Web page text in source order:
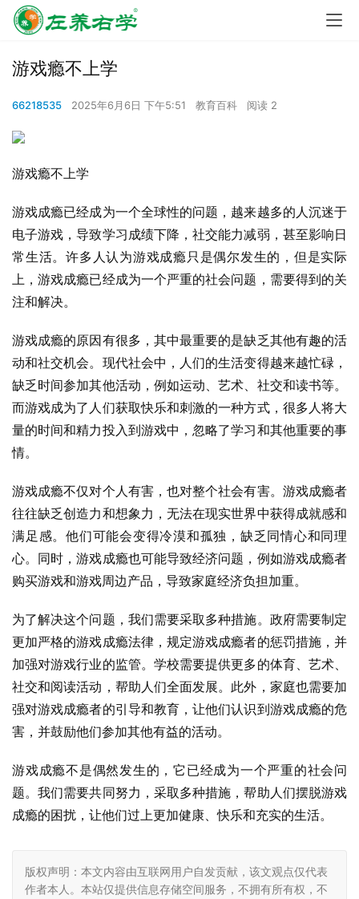
游戏瘾不上学
66218535 2025年6月6日 下午5:51 教育百科 阅读 2
游戏瘾不上学
游戏成瘾已经成为一个全球性的问题，越来越多的人沉迷于
电子游戏，导致学习成绩下降，社交能力减弱，甚至影响日
常生活。许多人认为游戏成瘾只是偶尔发生的，但是实际
上，游戏成瘾已经成为一个严重的社会问题，需要得到的关
注和解决。
游戏成瘾的原因有很多，其中最重要的是缺乏其他有趣的活
动和社交机会。现代社会中，人们的生活变得越来越忙碌，
缺乏时间参加其他活动，例如运动、艺术、社交和读书等。
而游戏成为了人们获取快乐和刺激的一种方式，很多人将大
量的时间和精力投入到游戏中，忽略了学习和其他重要的事
情。
游戏成瘾不仅对个人有害，也对整个社会有害。游戏成瘾者
往往缺乏创造力和想象力，无法在现实世界中获得成就感和
满足感。他们可能会变得冷漠和孤独，缺乏同情心和同理
心。同时，游戏成瘾也可能导致经济问题，例如游戏成瘾者
购买游戏和游戏周边产品，导致家庭经济负担加重。
为了解决这个问题，我们需要采取多种措施。政府需要制定
更加严格的游戏成瘾法律，规定游戏成瘾者的惩罚措施，并
加强对游戏行业的监管。学校需要提供更多的体育、艺术、
社交和阅读活动，帮助人们全面发展。此外，家庭也需要加
强对游戏成瘾者的引导和教育，让他们认识到游戏成瘾的危
害，并鼓励他们参加其他有益的活动。
游戏成瘾不是偶然发生的，它已经成为一个严重的社会问
题。我们需要共同努力，采取多种措施，帮助人们摆脱游戏
成瘾的困扰，让他们过上更加健康、快乐和充实的生活。
版权声明：本文内容由互联网用户自发贡献，该文观点仅代表
作者本人。本站仅提供信息存储空间服务，不拥有所有权，不